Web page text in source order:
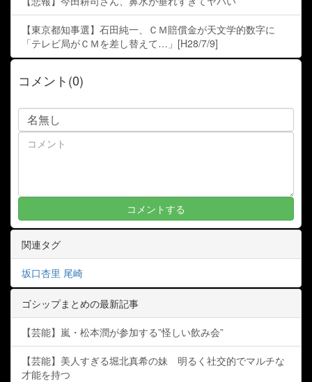
【東京都知事選】石田純一、ＣＭ賠償金が天文学的数字に
「テレビ局がＣＭを差し替えて…」[H28/7/9]
コメント(0)
関連タグ
坂口杏里 尾崎
ゴシップまとめの最新記事
【芸能】嵐・松本潤が参加する”怪しい飲み会”
【芸能】美人すぎる堀北真希の妹 明るく社交的でマルチな
才能を持つ